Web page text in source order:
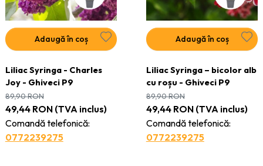
Adaugă în coș
Liliac Syringa - Charles
Joy - Ghiveci P9
49,44 RON(TVA inclus)
Comandă telefonică:
0772239275
89,90RON
Adaugă în coș
Liliac Syringa – bicolor alb
cu roșu - Ghiveci P9
49,44 RON(TVA inclus)
Comandă telefonică:
0772239275
89,90RON